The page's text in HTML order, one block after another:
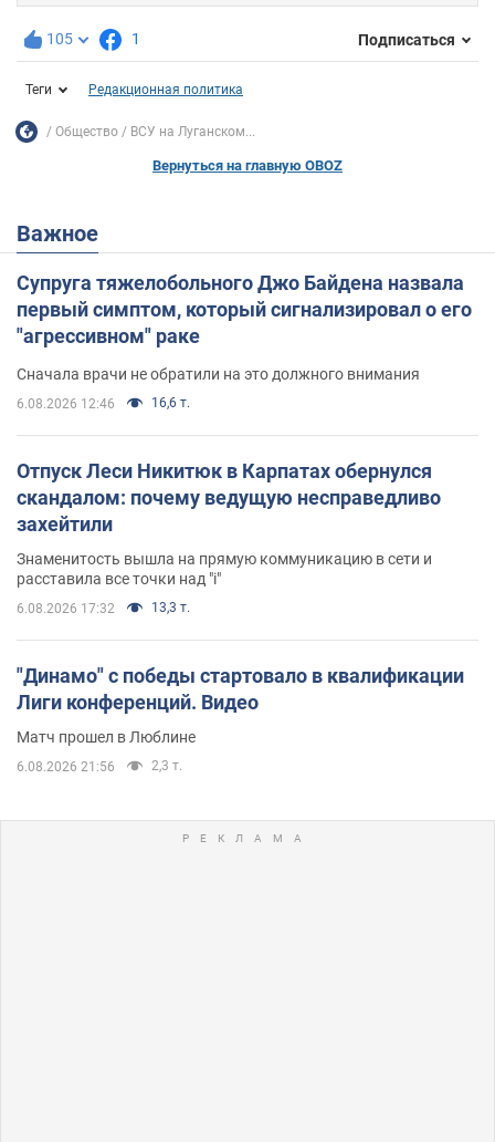
105 1 Подписаться
Теги Редакционная политика
Общество ВСУ на Луганском...
Вернуться на главную OBOZ
Важное
Супруга тяжелобольного Джо Байдена назвала
первый симптом, который сигнализировал о его
"агрессивном" раке
Сначала врачи не обратили на это должного внимания
6.08.2026 12:46 16,6 т.
Отпуск Леси Никитюк в Карпатах обернулся
скандалом: почему ведущую несправедливо
захейтили
Знаменитость вышла на прямую коммуникацию в сети и
расставила все точки над "i"
6.08.2026 17:32 13,3 т.
"Динамо" с победы стартовало в квалификации
Лиги конференций. Видео
Матч прошел в Люблине
6.08.2026 21:56 2,3 т.